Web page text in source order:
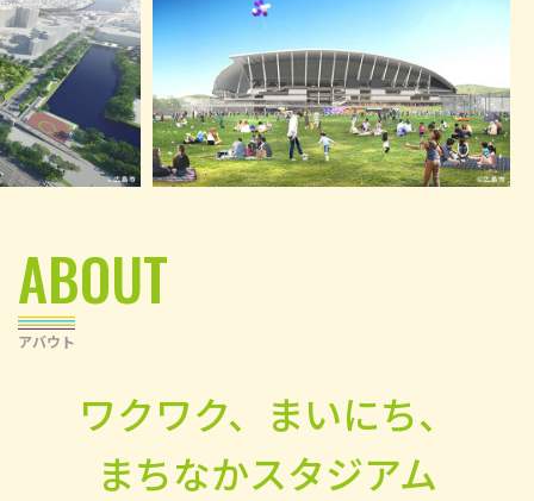
ABOUT
アバウト
ワクワク、まいにち、
まちなかスタジアム